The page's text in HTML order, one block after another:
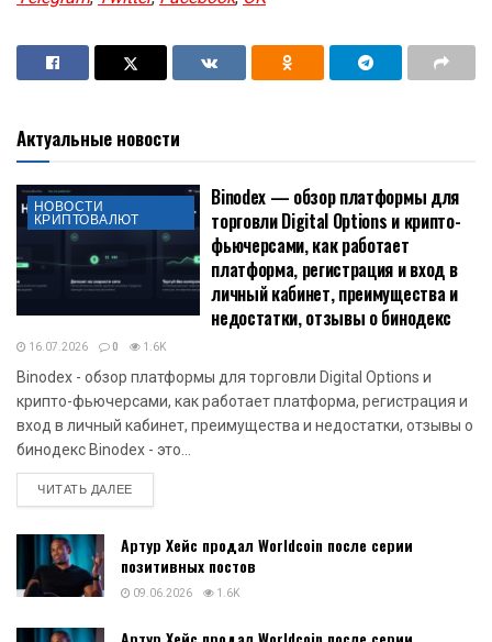
Актуальные новости
НОВОСТИ
КРИПТОВАЛЮТ
Binodex — обзор платформы для
торговли Digital Options и крипто-
фьючерсами, как работает
платформа, регистрация и вход в
личный кабинет, преимущества и
недостатки, отзывы о бинодекс
16.07.2026 0 1.6K
Binodex - обзор платформы для торговли Digital Options и
крипто-фьючерсами, как работает платформа, регистрация и
вход в личный кабинет, преимущества и недостатки, отзывы о
бинодекс Binodex - это...
ЧИТАТЬ ДАЛЕЕDETAILS
Артур Хейс продал Worldcoin после серии
позитивных постов
09.06.2026 1.6K